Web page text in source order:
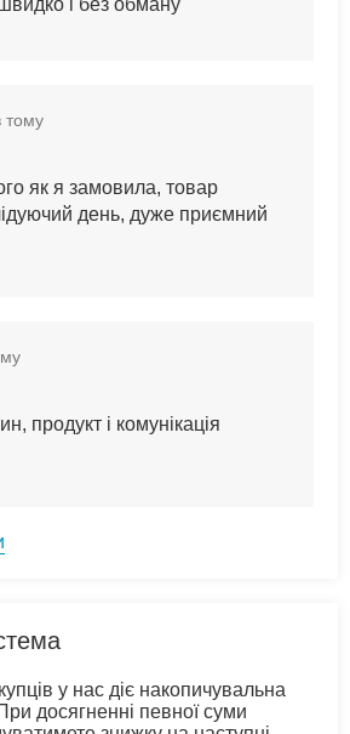
і без обману
тому
як я замовила, товар
день, дуже приємний
продукт і комунікація
у нас діє накопичувальна
досягненні певної суми